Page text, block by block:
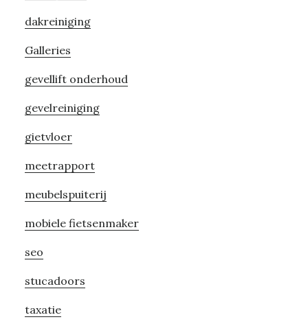
dakreiniging
Galleries
gevellift onderhoud
gevelreiniging
gietvloer
meetrapport
meubelspuiterij
mobiele fietsenmaker
seo
stucadoors
taxatie